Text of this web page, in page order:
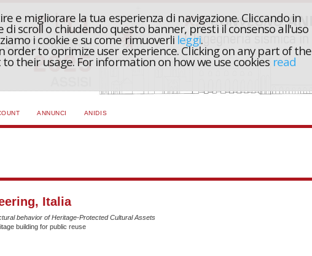
e migliorare la tua esperienza di navigazione. Cliccando in
scroll o chiudendo questo banner, presti il consenso all'uso
i cookie e su come rimuoverli leggi.
order to oprimize user experience. Clicking on any part of the
their usage. For information on how we use cookies read
ANNUNCI ANIDIS
Italia
behavior of Heritage-Protected Cultural Assets
building for public reuse